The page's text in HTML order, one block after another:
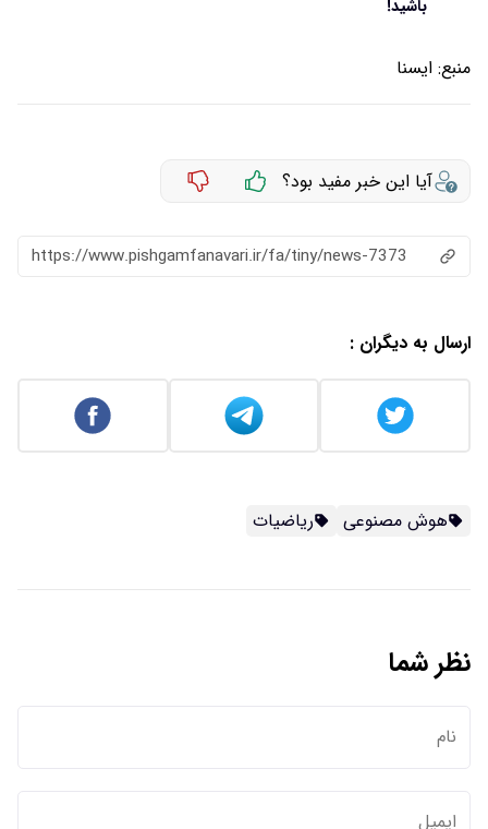
باشید!
منبع: ايسنا
آیا این خبر مفید بود؟
https://www.pishgamfanavari.ir/fa/tiny/news-7373
ارسال به دیگران :
هوش مصنوعی ریاضیات
نظر شما